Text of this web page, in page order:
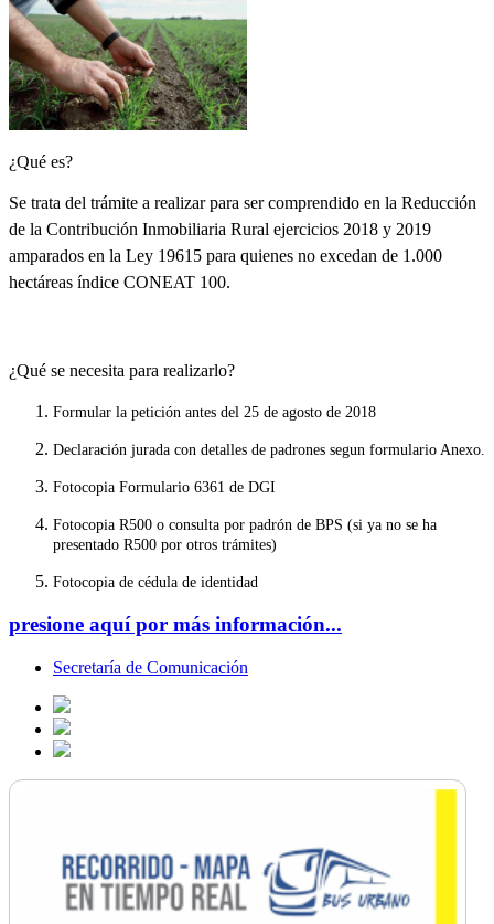
¿Qué es?
Se trata del trámite a realizar para ser comprendido en la Reducción
de la Contribución Inmobiliaria Rural ejercicios 2018 y 2019
amparados en la Ley 19615 para quienes no excedan de 1.000
hectáreas índice CONEAT 100.
¿Qué se necesita para realizarlo?
Formular la petición antes del 25 de agosto de 2018
Declaración jurada con detalles de padrones segun formulario Anexo.
Fotocopia Formulario 6361 de DGI
Fotocopia R500 o consulta por padrón de BPS (si ya no se ha
presentado R500 por otros trámites)
Fotocopia de cédula de identidad
presione aquí por más información...
Secretaría de Comunicación